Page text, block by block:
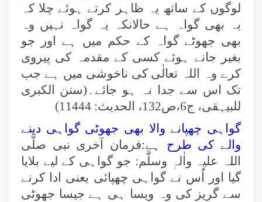
لوگوں کے ساتھ یہ ظاہر کرتے ہوئے چلا کہ
یہ بھی گواہ ہے حالانکہ یہ گواہ نہیں وہ
بھی جھوٹے گواہ کے حکم میں ہے اور جو
بغیر جانے ہوئے کسی کے مقدمہ کی پیروی
کرے وہ اللہ تعالٰی کی ناخوشی میں ہے جب
تک اس سے جدا نہ ہو جائے۔(سنن الکبری
للبیہقی، ج6،ص132، الحدیث: 11444)
گواہی چھپانے والا بھی جھوٹی گواہی دینے
والے کی طرح ہے:فرمان آخری نبی صلَّی
اللہ علیہ واٰلہٖ وسلَّم: جو گواہی کے لیے بلایا
گیا اور اُس نے گواہی چھپائی یعنی ادا کرنے
سے گریز کی وہ ویسا ہی ہے جیسا جھوٹی